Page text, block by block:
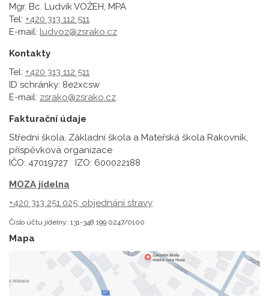
Mgr. Bc. Ludvík VOŽEH, MPA
Tel: +420 313 112 511
E-mail: ludvoz@zsrako.cz
Kontakty
Tel: +420 313 112 511
ID schránky: 8e2xcsw
E-mail: zsrako@zsrako.cz
Fakturační údaje
Střední škola, Základní škola a Mateřská škola Rakovník,
příspěvková organizace
IČO: 47019727 IZO: 600022188
MOZA jídelna
+420 313 251 025; objednání stravy
Číslo účtu jídelny: 131-348 199 0247/0100
Mapa